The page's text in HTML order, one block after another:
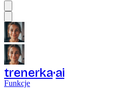
trenerka ai
Funkcje